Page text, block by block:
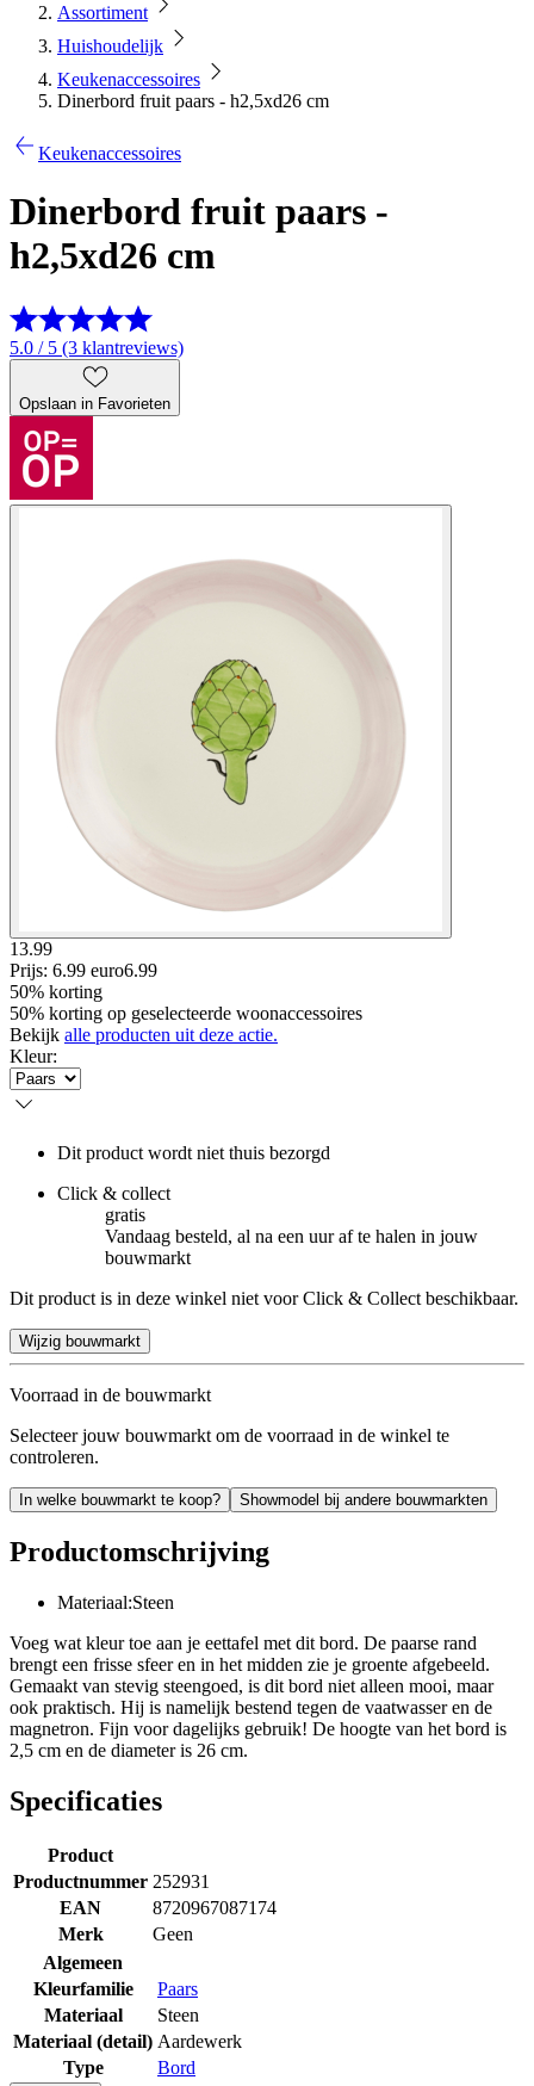
Assortiment
Huishoudelijk
Keukenaccessoires
Dinerbord fruit paars - h2,5xd26 cm
Keukenaccessoires
Dinerbord fruit paars -
h2,5xd26 cm
5.0 / 5 (3 klantreviews)
Opslaan in Favorieten
13.99
Prijs: 6.99 euro6.99
50% korting
50% korting op geselecteerde woonaccessoires
Bekijk alle producten uit deze actie.
Kleur:
Dit product wordt niet thuis bezorgd
Click & collect
gratis
Vandaag besteld, al na een uur af te halen in jouw
bouwmarkt
Dit product is in deze winkel niet voor Click & Collect beschikbaar.
Wijzig bouwmarkt
Voorraad in de bouwmarkt
Selecteer jouw bouwmarkt om de voorraad in de winkel te
controleren.
In welke bouwmarkt te koop? Showmodel bij andere bouwmarkten
Productomschrijving
Materiaal:Steen
Voeg wat kleur toe aan je eettafel met dit bord. De paarse rand
brengt een frisse sfeer en in het midden zie je groente afgebeeld.
Gemaakt van stevig steengoed, is dit bord niet alleen mooi, maar
ook praktisch. Hij is namelijk bestend tegen de vaatwasser en de
magnetron. Fijn voor dagelijks gebruik! De hoogte van het bord is
2,5 cm en de diameter is 26 cm.
Specificaties
Product
Productnummer 252931
EAN
8720967087174
Merk
Geen
Algemeen
Kleurfamilie
Paars
Materiaal
Steen
Materiaal (detail) Aardewerk
Type
Bord